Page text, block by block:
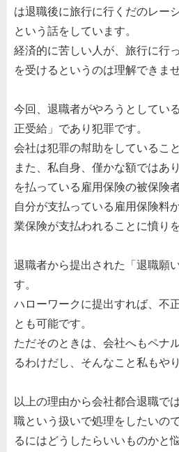
は退職後に旅行に行くだのレー
という話をしています。
経済的に苦しい人が、旅行に行
を受けるというのは理解できませ
今回、退職者がやろうとしてい
正受給」であり犯罪です。
会社は犯罪の幇助をしているこ
また、私自身、僅かな額ではあ
を払っている雇用保険の被保険者
自分が支払っている雇用保険料
業保険が支払われることに憤り
退職者から提出された「退職願
す。
ハローワークに提出すれば、不
とも可能です。
ただそのときは、会社へもペナ
るわけだし、そんなこと私もや
以上の理由から会社都合退職で
職という扱いで処理をしたいの
るにはどうしたらいいものかと